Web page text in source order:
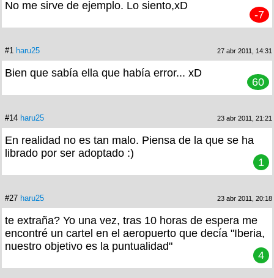
No me sirve de ejemplo. Lo siento,xD
-7
#1 haru25 27 abr 2011, 14:31
Bien que sabía ella que había error... xD
60
#14 haru25 23 abr 2011, 21:21
En realidad no es tan malo. Piensa de la que se ha
librado por ser adoptado :)
1
#27 haru25 23 abr 2011, 20:18
te extraña? Yo una vez, tras 10 horas de espera me
encontré un cartel en el aeropuerto que decía "Iberia,
nuestro objetivo es la puntualidad"
4